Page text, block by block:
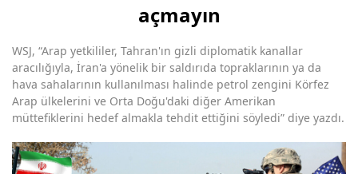
açmayın
WSJ, “Arap yetkililer, Tahran'ın gizli diplomatik kanallar
aracılığıyla, İran'a yönelik bir saldırıda topraklarının ya da
hava sahalarının kullanılması halinde petrol zengini Körfez
Arap ülkelerini ve Orta Doğu'daki diğer Amerikan
müttefiklerini hedef almakla tehdit ettiğini söyledi” diye yazdı.